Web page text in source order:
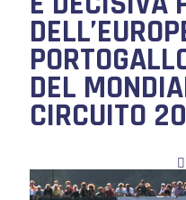
DEL
CIRCUITO